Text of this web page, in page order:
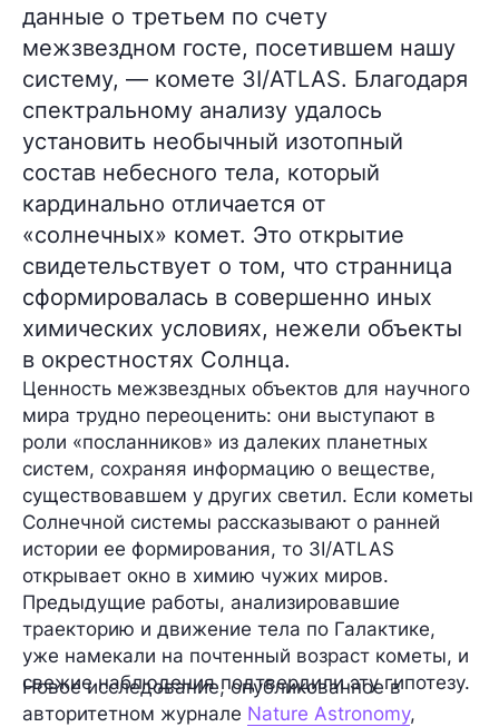
данные о третьем по счету
межзвездном госте, посетившем нашу
систему, — комете 3I/ATLAS. Благодаря
спектральному анализу удалось
установить необычный изотопный
состав небесного тела, который
кардинально отличается от
«солнечных» комет. Это открытие
свидетельствует о том, что странница
сформировалась в совершенно иных
химических условиях, нежели объекты
в окрестностях Солнца.
Ценность межзвездных объектов для научного
мира трудно переоценить: они выступают в
роли «посланников» из далеких планетных
систем, сохраняя информацию о веществе,
существовавшем у других светил. Если кометы
Солнечной системы рассказывают о ранней
истории ее формирования, то 3I/ATLAS
открывает окно в химию чужих миров.
Предыдущие работы, анализировавшие
траекторию и движение тела по Галактике,
уже намекали на почтенный возраст кометы, и
свежие наблюдения подтвердили эту гипотезу.
Новое исследование, опубликованное в
авторитетном журнале Nature Astronomy,